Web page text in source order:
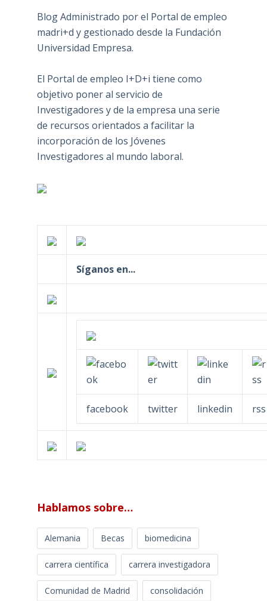
Blog Administrado por el Portal de empleo
madri+d y gestionado desde la Fundación
Universidad Empresa.
El Portal de empleo I+D+i tiene como
objetivo poner al servicio de
Investigadores y de la empresa una serie
de recursos orientados a facilitar la
incorporación de los Jóvenes
Investigadores al mundo laboral.
Síganos en...
facebook twitter linkedin rss
Hablamos sobre…
Alemania Becas biomedicina
carrera científica carrera investigadora
Comunidad de Madrid consolidación